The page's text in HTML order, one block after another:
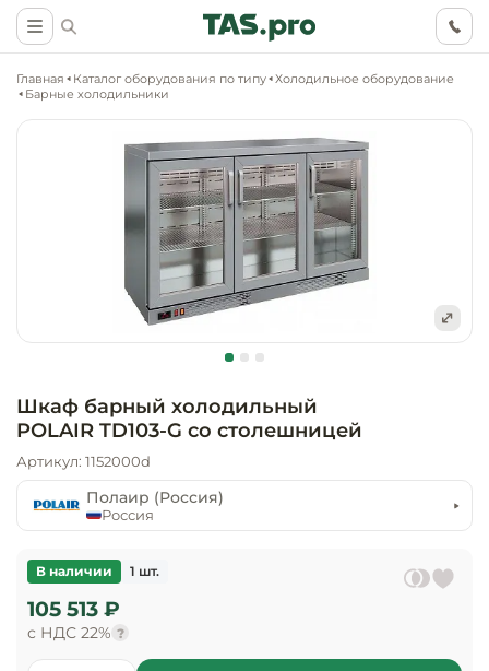
Барное
питания
Оснащение
Ритейл (non
Маркетинговые
Ассортимент и
Главная Каталог оборудования по типу Холодильное оборудование
Барные холодильники
Шкаф барный холодильный
POLAIR TD103-G со столешницей
Артикул: 1152000d
Полаир (Россия)
Россия
105 513 ₽
с НДС 22% ?
В наличии 1 шт.